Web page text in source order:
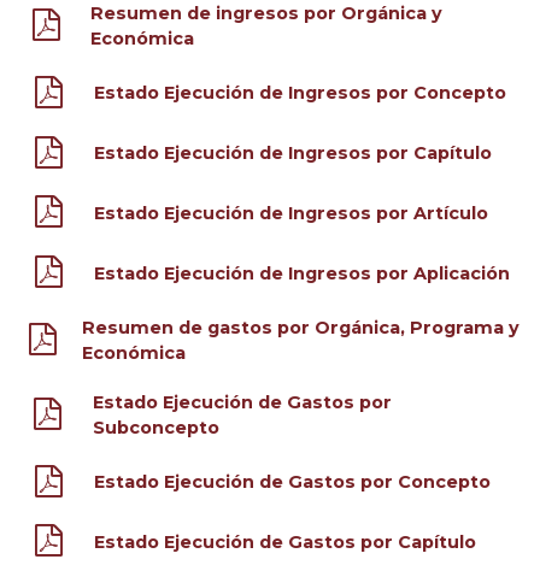
Resumen de ingresos por Orgánica y
Económica
Estado Ejecución de Ingresos por Concepto
Estado Ejecución de Ingresos por Capítulo
Estado Ejecución de Ingresos por Artículo
Estado Ejecución de Ingresos por Aplicación
Resumen de gastos por Orgánica, Programa y
Económica
Estado Ejecución de Gastos por
Subconcepto
Estado Ejecución de Gastos por Concepto
Estado Ejecución de Gastos por Capítulo